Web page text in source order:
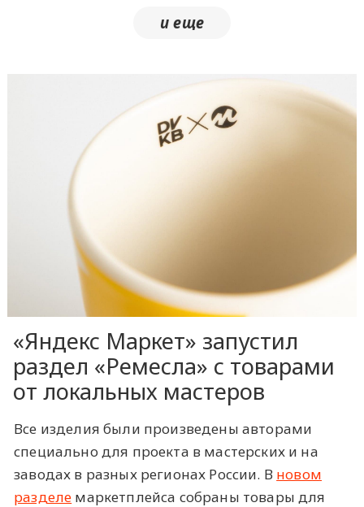
«Яндекс Маркет» запустил
раздел «Ремесла» с товарами
от локальных мастеров
Все изделия были произведены авторами
специально для проекта в мастерских и на
заводах в разных регионах России. В новом
разделе маркетплейса собраны товары для